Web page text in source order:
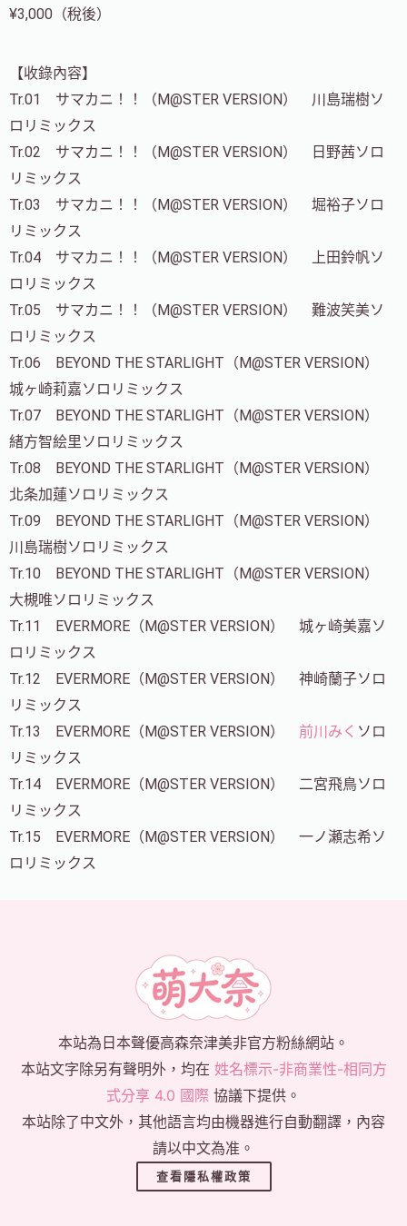
¥3,000（稅後）
【收錄內容】
Tr.01 サマカニ！！（M@STER VERSION） 川島瑞樹ソ
ロリミックス
Tr.02 サマカニ！！（M@STER VERSION） 日野茜ソロ
リミックス
Tr.03 サマカニ！！（M@STER VERSION） 堀裕子ソロ
リミックス
Tr.04 サマカニ！！（M@STER VERSION） 上田鈴帆ソ
ロリミックス
Tr.05 サマカニ！！（M@STER VERSION） 難波笑美ソ
ロリミックス
Tr.06 BEYOND THE STARLIGHT（M@STER VERSION）
城ヶ崎莉嘉ソロリミックス
Tr.07 BEYOND THE STARLIGHT（M@STER VERSION）
緒方智絵里ソロリミックス
Tr.08 BEYOND THE STARLIGHT（M@STER VERSION）
北条加蓮ソロリミックス
Tr.09 BEYOND THE STARLIGHT（M@STER VERSION）
川島瑞樹ソロリミックス
Tr.10 BEYOND THE STARLIGHT（M@STER VERSION）
大槻唯ソロリミックス
Tr.11 EVERMORE（M@STER VERSION） 城ヶ崎美嘉ソ
ロリミックス
Tr.12 EVERMORE（M@STER VERSION） 神崎蘭子ソロ
リミックス
Tr.13 EVERMORE（M@STER VERSION） 前川みく ソロ
リミックス
Tr.14 EVERMORE（M@STER VERSION） 二宮飛鳥ソロ
リミックス
Tr.15 EVERMORE（M@STER VERSION） 一ノ瀬志希ソ
ロリミックス
本站為日本聲優高森奈津美非官方粉絲網站。
本站文字除另有聲明外，均在 姓名標示-非商業性-相同方
式分享 4.0 國際 協議下提供。
本站除了中文外，其他語言均由機器進行自動翻譯，內容
請以中文為准。
查看隱私權政策